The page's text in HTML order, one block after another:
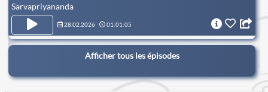
Sarvapriyananda
28.02.2026 01:01:05
Afficher tous les épisodes